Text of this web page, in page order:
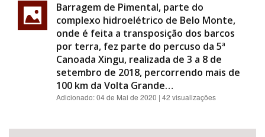
Barragem de Pimental, parte do
complexo hidroelétrico de Belo Monte,
onde é feita a transposição dos barcos
por terra, fez parte do percuso da 5ª
Canoada Xingu, realizada de 3 a 8 de
setembro de 2018, percorrendo mais de
100 km da Volta Grande…
Adicionado:04 de Mai de 2020 | 42 visualizações